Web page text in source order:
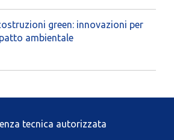
green: innovazioni per
ambientale
tecnica autorizzata